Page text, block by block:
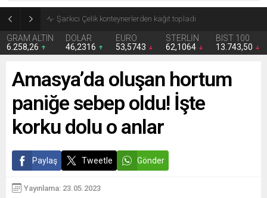
İran 2 ülkeyi birden vurdu
GRAM ALTIN
6.258,26
DOLAR
46,2316
EURO
53,5743
STERLİN
62,1064
BIST 100
13.743,50
Amasya’da oluşan hortum
paniğe sebep oldu! İşte
korku dolu o anlar
Paylaş Tweetle Gönder
Yayınlama: 23.05.2023